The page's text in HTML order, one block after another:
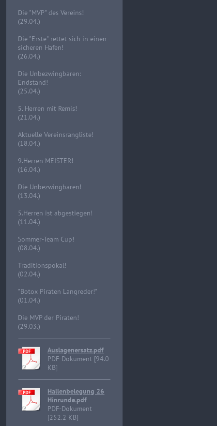
Die "MVP" des Vereins!
(29.04.)
Die "Erste" rettet sich in einen
sicheren Hafen!
(26.04.)
Die Unbezwingbaren:
Endstand!
(25.04.)
5. Herren mit Remis!
(21.04.)
Aktuelle Vereinsrangliste!
(18.04.)
9.Herren MEISTER!
(16.04.)
Die Unbezwingbaren!
(13.04.)
5.Herren ist abgestiegen!
(11.04.)
Sommer-Team Cup!
(08.04.)
Traditionspokal!
(02.04.)
"Botox Piraten Langreder!"
(01.04.)
Die MVP der Piraten!
(29.03.)
Auslagenersatz.pdf
PDF-Dokument [94.0
KB]
Hallenbelegung 26
Hinrunde.pdf
PDF-Dokument
[252.2 KB]